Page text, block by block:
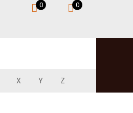
0 0
X Y Z